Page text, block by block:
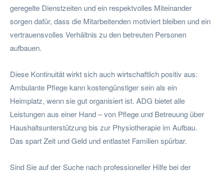
geregelte Dienstzeiten und ein respektvolles Miteinander
sorgen dafür, dass die Mitarbeitenden motiviert bleiben und ein
vertrauensvolles Verhältnis zu den betreuten Personen
aufbauen.
Diese Kontinuität wirkt sich auch wirtschaftlich positiv aus:
Ambulante Pflege kann kostengünstiger sein als ein
Heimplatz, wenn sie gut organisiert ist. ADG bietet alle
Leistungen aus einer Hand – von Pflege und Betreuung über
Haushaltsunterstützung bis zur Physiotherapie im Aufbau.
Das spart Zeit und Geld und entlastet Familien spürbar.
Sind Sie auf der Suche nach professioneller Hilfe bei der